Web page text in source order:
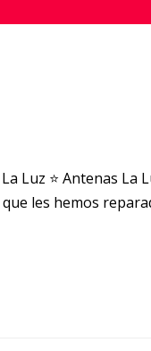
Luz ⭐ Antenas
les hemos